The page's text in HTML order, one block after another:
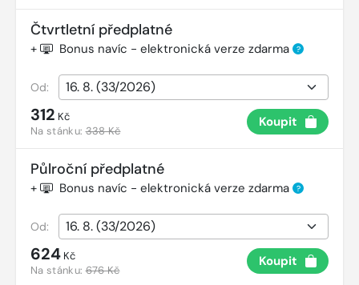
Čtvrtletní předplatné
+ Bonus navíc - elektronická verze zdarma ?
Od:
312 Kč
Na stánku:338 Kč
Koupit
Půlroční předplatné
+ Bonus navíc - elektronická verze zdarma ?
Od:
624 Kč
Na stánku:676 Kč
Koupit